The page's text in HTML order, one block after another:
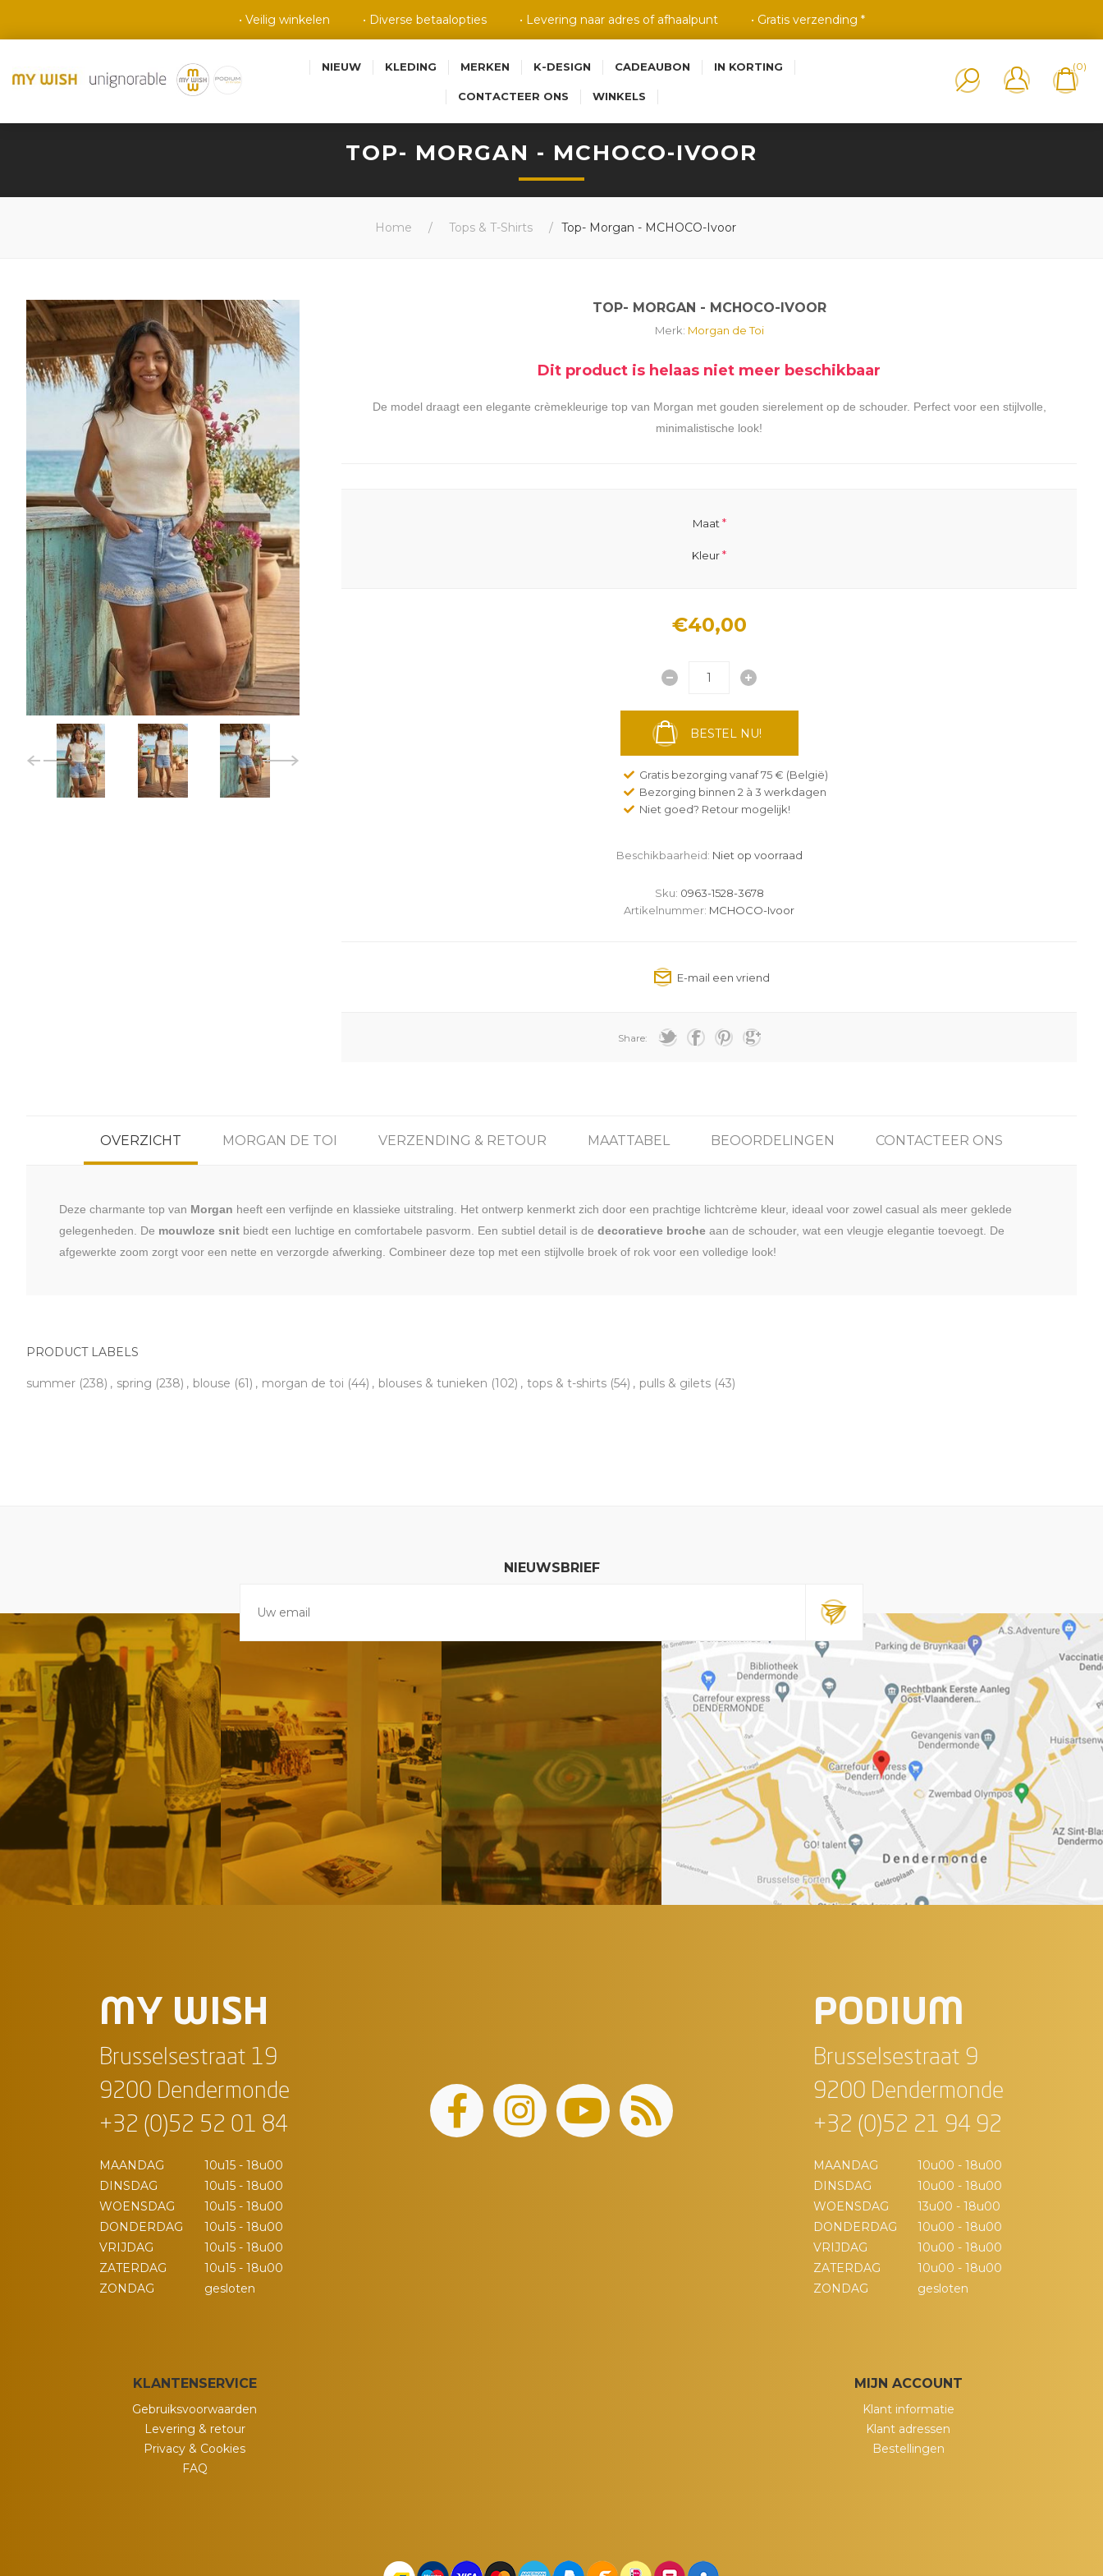
• Veilig winkelen • Diverse betaalopties • Levering naar adres of afhaalpunt • Gratis verzending *
NIEUW KLEDING MERKEN K-DESIGN CADEAUBON IN KORTING
CONTACTEER ONS WINKELS
(0)
Home / Tops & T-Shirts / Top- Morgan - MCHOCO-Ivoor
TOP- MORGAN - MCHOCO-IVOOR
TOP- MORGAN - MCHOCO-IVOOR
Merk: Morgan de Toi
Dit product is helaas niet meer beschikbaar
De model draagt een elegante crèmekleurige top van Morgan met gouden sierelement op de schouder. Perfect voor een stijlvolle,
minimalistische look!
Maat *
Kleur*
€40,00
BESTEL NU!
Gratis bezorging vanaf 75 € (België)
Bezorging binnen 2 à 3 werkdagen
Niet goed? Retour mogelijk!
Beschikbaarheid: Niet op voorraad
Sku: 0963-1528-3678
Artikelnummer: MCHOCO-Ivoor
Share:
OVERZICHT MORGAN DE TOI VERZENDING & RETOUR MAATTABEL BEOORDELINGEN CONTACTEER ONS
Deze charmante top van Morgan heeft een verfijnde en klassieke uitstraling. Het ontwerp kenmerkt zich door een prachtige lichtcrème kleur, ideaal voor zowel casual als meer geklede
gelegenheden. De mouwloze snit biedt een luchtige en comfortabele pasvorm. Een subtiel detail is de decoratieve broche aan de schouder, wat een vleugje elegantie toevoegt. De
afgewerkte zoom zorgt voor een nette en verzorgde afwerking. Combineer deze top met een stijlvolle broek of rok voor een volledige look!
PRODUCT LABELS
summer (238) , spring (238) , blouse (61) , morgan de toi (44) , blouses & tunieken (102) , tops & t-shirts (54) , pulls & gilets (43)
NIEUWSBRIEF
MY WISH
Brusselsestraat 19
9200 Dendermonde
+32 (0)52 52 01 84
MAANDAG
10u15 - 18u00
DINSDAG
10u15 - 18u00
WOENSDAG
10u15 - 18u00
DONDERDAG
10u15 - 18u00
VRIJDAG
10u15 - 18u00
ZATERDAG
10u15 - 18u00
ZONDAG
gesloten
PODIUM
Brusselsestraat 9
9200 Dendermonde
+32 (0)52 21 94 92
MAANDAG
10u00 - 18u00
DINSDAG
10u00 - 18u00
WOENSDAG
13u00 - 18u00
DONDERDAG
10u00 - 18u00
VRIJDAG
10u00 - 18u00
ZATERDAG
10u00 - 18u00
ZONDAG
gesloten
KLANTENSERVICE
Gebruiksvoorwaarden
Levering & retour
Privacy & Cookies
FAQ
MIJN ACCOUNT
Klant informatie
Klant adressen
Bestellingen